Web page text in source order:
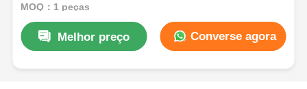
MOQ：1 peças
Melhor preço Converse agora